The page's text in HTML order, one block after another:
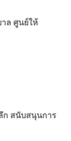
ล ศูนย์ให้
ก สนับสนุนการ